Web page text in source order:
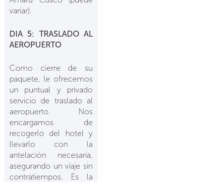
variar).
DIA 5: TRASLADO AL
AEROPUERTO
Como cierre de su
paquete, le ofrecemos
un puntual y privado
servicio de traslado al
aeropuerto. Nos
encargamos de
recogerlo del hotel y
llevarlo con la
antelación necesaria,
asegurando un viaje sin
contratiempos. Es la